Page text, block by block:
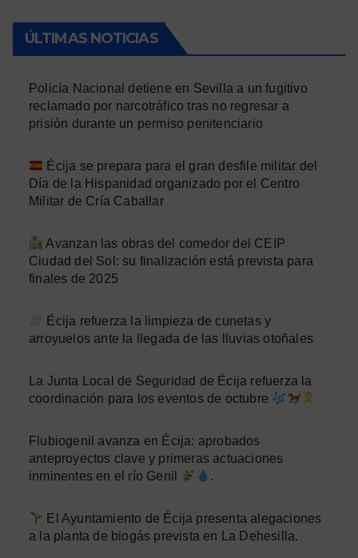
ÚLTIMAS NOTICIAS
Policía Nacional detiene en Sevilla a un fugitivo
reclamado por narcotráfico tras no regresar a
prisión durante un permiso penitenciario
Écija se prepara para el gran desfile militar del
Día de la Hispanidad organizado por el Centro
Militar de Cría Caballar
Avanzan las obras del comedor del CEIP
Ciudad del Sol: su finalización está prevista para
finales de 2025
Écija refuerza la limpieza de cunetas y
arroyuelos ante la llegada de las lluvias otoñales
La Junta Local de Seguridad de Écija refuerza la
coordinación para los eventos de octubre
Flubiogenil avanza en Écija: aprobados
anteproyectos clave y primeras actuaciones
inminentes en el río Genil
.
El Ayuntamiento de Écija presenta alegaciones
a la planta de biogás prevista en La Dehesilla.